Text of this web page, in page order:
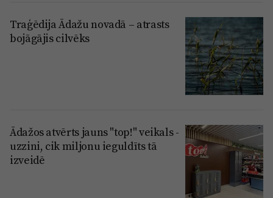
Traģēdija Ādažu novadā – atrasts
bojāgājis cilvēks
Ādažos atvērts jauns "top!" veikals -
uzzini, cik miljonu ieguldīts tā
izveidē